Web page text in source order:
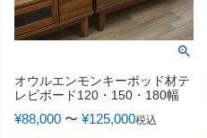
オウルエンモンキーポッド材テ
レビボード120・150・180幅
¥88,000 〜 ¥125,000税込